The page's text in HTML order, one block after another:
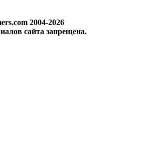
2004-2026
сайта запрещена.